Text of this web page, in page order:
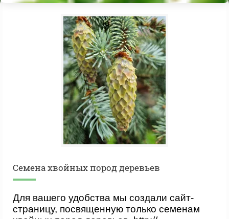
Cемена хвойных пород деревьев
Для вашего удобства мы создали сайт-
страницу, посвященную только семенам